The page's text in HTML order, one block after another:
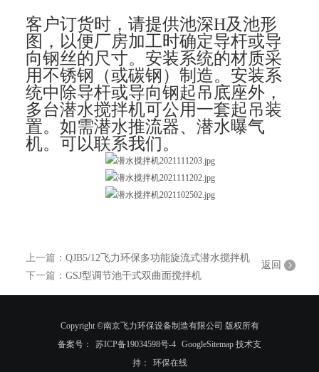
客户订货时，请提供池深H及池形
图，以便厂房加工时确定导杆或导
向钢丝的尺寸。安装系统的材质采
用不锈钢（或碳钢）制造。安装系
统中除导杆或导向钢起吊底座外，
多台潜水搅拌机可公用一套起吊装
置。如需潜水推流器、潜水曝气
机。可以联系我们。
上一篇： QJB5/12飞力环保多功能旋流式潜水搅拌机
下一篇： GSJ型调节池干式双曲面搅拌机
返回
Copyright ©南京飞力环保设备制造有限公司 版权所有
备案号：
苏ICP备19034598号-4 GoogleSitemap 技术支
持：
环保在线